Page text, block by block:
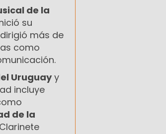
de la
su
más de
como
Uruguayy
incluye
de la